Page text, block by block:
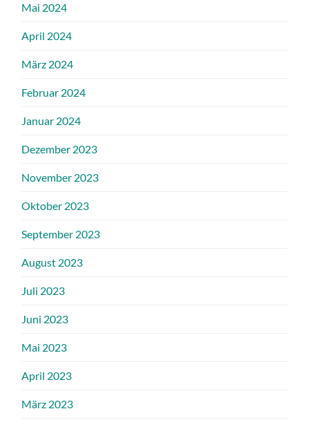
Mai 2024
April 2024
März 2024
Februar 2024
Januar 2024
Dezember 2023
November 2023
Oktober 2023
September 2023
August 2023
Juli 2023
Juni 2023
Mai 2023
April 2023
März 2023